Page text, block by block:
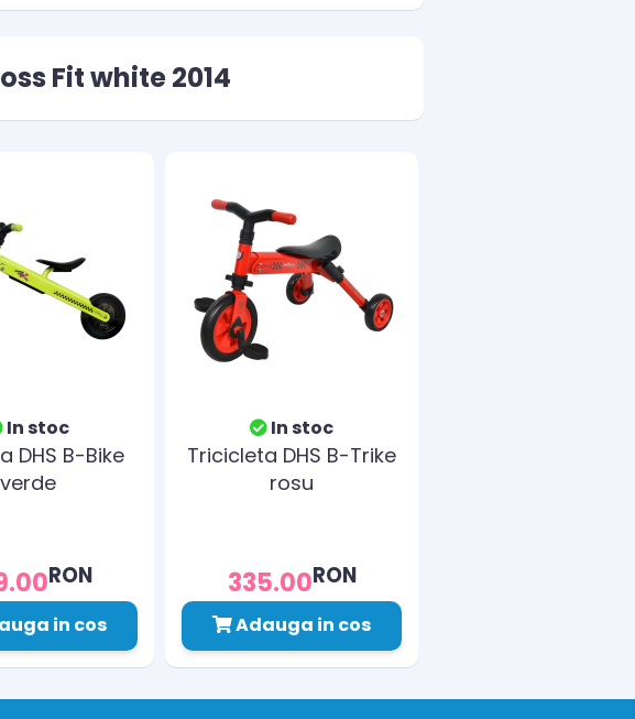
Fit white 2014
In stoc
DHS B-Bike
verde
RON
in cos
In stoc
Tricicleta DHS B-Trike
rosu
335.00RON
Adauga in cos